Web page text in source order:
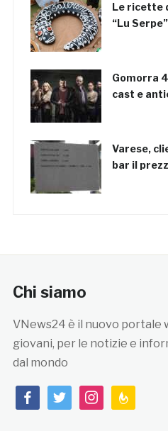
Le ricette
“Lu
Gomorra
cast e
Varese,
bar il
Chi siamo
VNews24 è il nuovo portale
giovani, per le notizie e
dal mondo
facebooktwitterinstagramfeedburner